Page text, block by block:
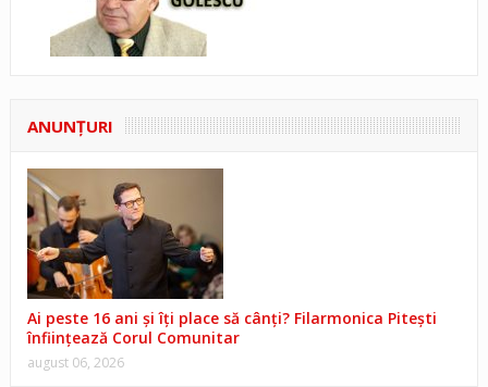
ANUNŢURI
Ai peste 16 ani și îți place să cânți? Filarmonica Pitești
înființează Corul Comunitar
august 06, 2026